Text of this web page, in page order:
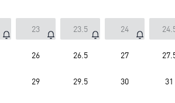
23 23.5 24
26 26.5 27
29 29.5 30 31